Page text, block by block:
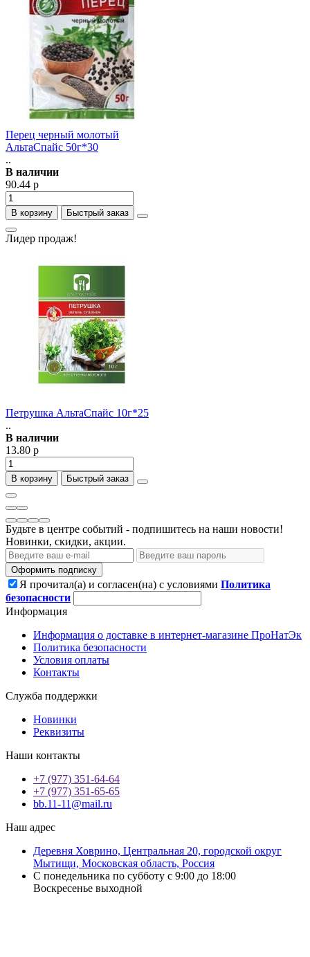
Перец черный молотый
АльтаСпайс 50г*30
..
В наличии
90.44 р
В корзину Быстрый заказ
Лидер продаж!
Петрушка АльтаСпайс 10г*25
..
В наличии
13.80 р
В корзину Быстрый заказ
Будьте в центре событий - подпишитесь на наши новости!
Новинки, скидки, акции.
Оформить подписку
Я прочитал(а) и согласен(на) с условиями Политика
безопасности
Информация
Информация о доставке в интернет-магазине ПроНатЭк
Политика безопасности
Условия оплаты
Контакты
Служба поддержки
Новинки
Реквизиты
Наши контакты
+7 (977) 351-64-64
+7 (977) 351-65-65
bb.11-11@mail.ru
Наш адрес
Деревня Ховрино, Центральная 20, городской округ
Мытищи, Московская область, Россия
С понедельника по субботу с 9:00 до 18:00
Воскресенье выходной